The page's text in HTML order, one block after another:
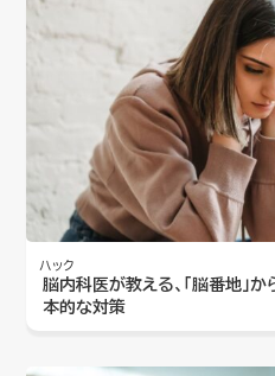
ハック
脳内科医が教える、「脳番地」
本的な対策